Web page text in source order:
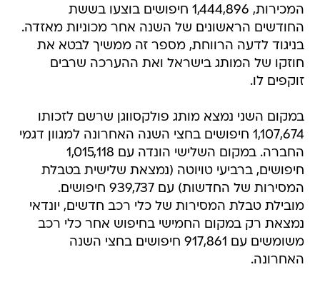
המכירות, 1,444,896 חיפושים בוצעו בששת
החודשים הראשונים של השנה אחר מכוניות מאזדה.
בניגוד לדעה הרווחת, מספר זה ממשיך לבטא את
חוזקו של המותג בישראל ואת ההערכה שרבים
זוקפים לו.
במקום השני נמצא מותג פולקסווגן שרשם לזכותו
1,107,674 חיפושים בחצי השנה האחרונה למגוון דגמי
החברה. במקום השלישי הונדה עם 1,015,118
חיפושים, ברביעי טויוטה (נמצאת שלישית בטבלת
המסירות של החדשות) עם 939,737 חיפושים.
מובילת טבלת המסירות של כלי רכב חדשים, יונדאי
נמצאת רק במקום החמישי בחיפוש אחר כלי רכב
משומשים עם 917,861 חיפושים בחצי השנה
האחרונה.